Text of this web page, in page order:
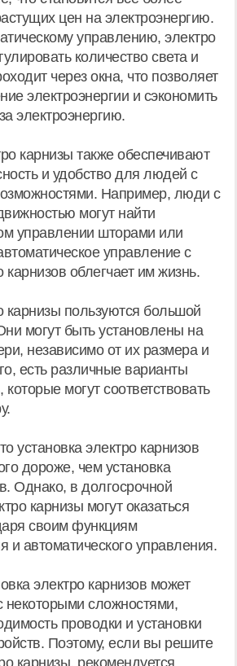
цен на электроэнергию.
управлению, электро
количество света и
через окна, что позволяет
электроэнергии и сэкономить
электроэнергию.
карнизы также обеспечивают
и удобство для людей с
Например, люди с
могут найти
управлении шторами или
управление с
облегчает им жизнь.
карнизы пользуются большой
могут быть установлены на
независимо от их размера и
есть различные варианты
которые могут соответствовать
установка электро карнизов
дороже, чем установка
Однако, в долгосрочной
карнизы могут оказаться
своим функциям
и автоматического управления.
электро карнизов может
некоторыми сложностями,
проводки и установки
Поэтому, если вы решите
карнизы, рекомендуется